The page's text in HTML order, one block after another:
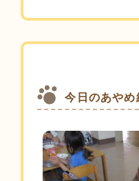
今日のあや